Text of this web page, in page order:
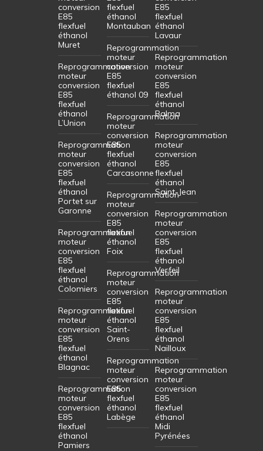
conversion
E85
flexfuel
éthanol
Muret
Reprogrammation
moteur
conversion
E85
flexfuel
éthanol
L’Union
Reprogrammation
moteur
conversion
E85
flexfuel
éthanol
Portet sur
Garonne
Reprogrammation
moteur
conversion
E85
flexfuel
éthanol
Colomiers
Reprogrammation
moteur
conversion
E85
flexfuel
éthanol
Blagnac
Reprogrammation
moteur
conversion
E85
flexfuel
éthanol
Pamiers
flexfuel
éthanol
Montauban
Reprogrammation
moteur
conversion
E85
flexfuel
éthanol 09
Reprogrammation
moteur
conversion
E85
flexfuel
éthanol
Carcasonne
Reprogrammation
moteur
conversion
E85
flexfuel
éthanol
Foix
Reprogrammation
moteur
conversion
E85
flexfuel
éthanol
Saint-
Orens
Reprogrammation
moteur
conversion
E85
flexfuel
éthanol
Labège
E85
flexfuel
éthanol
Lavaur
Reprogrammation
moteur
conversion
E85
flexfuel
éthanol
Balma
Reprogrammation
moteur
conversion
E85
flexfuel
éthanol
Saint-Jean
Reprogrammation
moteur
conversion
E85
flexfuel
éthanol
Verfeil
Reprogrammation
moteur
conversion
E85
flexfuel
éthanol
Nailloux
Reprogrammation
moteur
conversion
E85
flexfuel
éthanol
Midi
Pyrénées